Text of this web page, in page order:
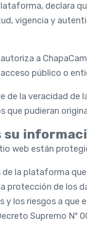
declara
vigencia y
a
público o
de la veracidad
que pudieran
su
web están
la plataforma
protección de
los riesgos a que
Supremo Nº